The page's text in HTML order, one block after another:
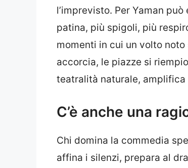
l’imprevisto. Per Yaman
patina, più spigoli, più
momenti in cui un volto
accorcia, le piazze si
teatralità naturale, amplifica
C’è anche una
Chi domina la commedia
affina i silenzi, prepara al